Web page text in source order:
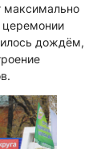
максимально
дождём,